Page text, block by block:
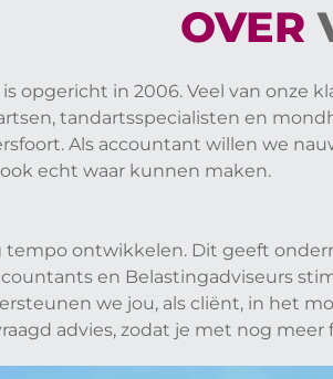
OVER
opgericht in 2006. Veel van
tandartsspecialisten en
Als accountant willen we
echt waar kunnen maken.
ontwikkelen. Dit geeft
en Belastingadviseurs
we jou, als cliënt, in het
advies, zodat je met nog